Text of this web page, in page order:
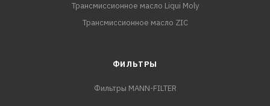
Трансмиссионное масло Liqui Moly
Трансмиссионное масло ZIC
ФИЛЬТРЫ
Фильтры MANN-FILTER